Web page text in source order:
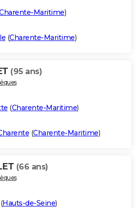
Maritime)
(Charente-Maritime)
(95 ans)
(Charente-Maritime)
(Charente-Maritime)
(66 ans)
Hauts-de-Seine)